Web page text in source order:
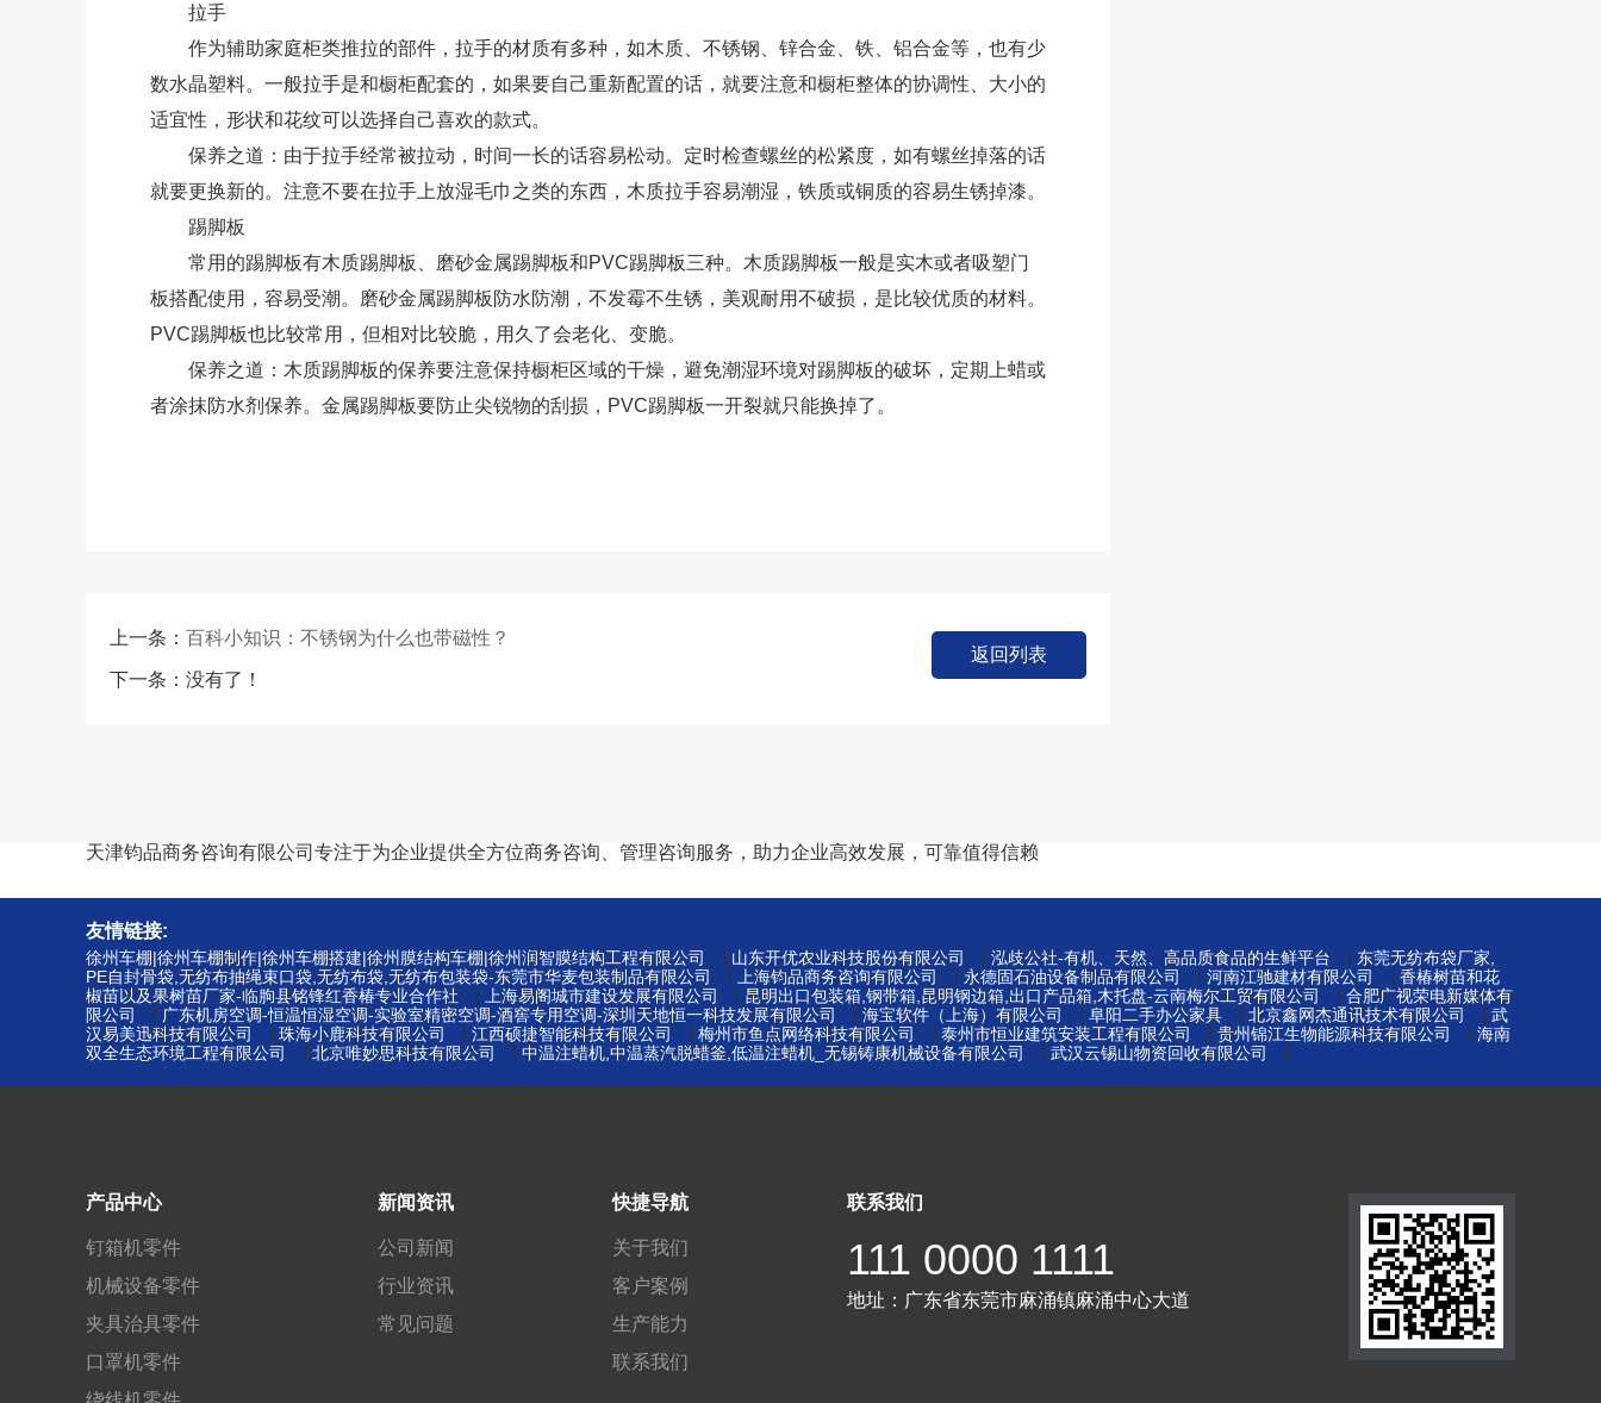
拉手
作为辅助家庭柜类推拉的部件，拉手的材质有多种，如木质、不锈钢、锌合金、铁、铝合金等，也有少
数水晶塑料。一般拉手是和橱柜配套的，如果要自己重新配置的话，就要注意和橱柜整体的协调性、大小的
适宜性，形状和花纹可以选择自己喜欢的款式。
保养之道：由于拉手经常被拉动，时间一长的话容易松动。定时检查螺丝的松紧度，如有螺丝掉落的话
就要更换新的。注意不要在拉手上放湿毛巾之类的东西，木质拉手容易潮湿，铁质或铜质的容易生锈掉漆。
踢脚板
常用的踢脚板有木质踢脚板、磨砂金属踢脚板和PVC踢脚板三种。木质踢脚板一般是实木或者吸塑门
板搭配使用，容易受潮。磨砂金属踢脚板防水防潮，不发霉不生锈，美观耐用不破损，是比较优质的材料。
PVC踢脚板也比较常用，但相对比较脆，用久了会老化、变脆。
保养之道：木质踢脚板的保养要注意保持橱柜区域的干燥，避免潮湿环境对踢脚板的破坏，定期上蜡或
者涂抹防水剂保养。金属踢脚板要防止尖锐物的刮损，PVC踢脚板一开裂就只能换掉了。
上一条： 百科小知识：不锈钢为什么也带磁性？
下一条：没有了！
返回列表
天津钧品商务咨询有限公司专注于为企业提供全方位商务咨询、管理咨询服务，助力企业高效发展，可靠值得信赖
友情链接:
徐州车棚|徐州车棚制作|徐州车棚搭建|徐州膜结构车棚|徐州润智膜结构工程有限公司 山东开优农业科技股份有限公司 泓歧公社-有机、天然、高品质食品的生鲜平台
东莞无纺布袋厂家,
PE自封骨袋,无纺布抽绳束口袋,无纺布袋,无纺布包装袋-东莞市华麦包装制品有限公司
上海钧品商务咨询有限公司 永德固石油设备制品有限公司 河南江驰建材有限公司
香椿树苗和花
椒苗以及果树苗厂家-临朐县铭锋红香椿专业合作社
上海易阁城市建设发展有限公司 昆明出口包装箱,钢带箱,昆明钢边箱,出口产品箱,木托盘-云南梅尔工贸有限公司
合肥广视荣电新媒体有
限公司
广东机房空调-恒温恒湿空调-实验室精密空调-酒窖专用空调-深圳天地恒一科技发展有限公司 海宝软件（上海）有限公司 阜阳二手办公家具 北京鑫网杰通讯技术有限公司
武
汉易美迅科技有限公司
珠海小鹿科技有限公司 江西硕捷智能科技有限公司 梅州市鱼点网络科技有限公司 泰州市恒业建筑安装工程有限公司 贵州锦江生物能源科技有限公司
海南
双全生态环境工程有限公司
北京唯妙思科技有限公司 中温注蜡机,中温蒸汽脱蜡釜,低温注蜡机_无锡铸康机械设备有限公司 武汉云锡山物资回收有限公司
产品中心
钉箱机零件
机械设备零件
夹具治具零件
口罩机零件
新闻资讯
公司新闻
行业资讯
常见问题
快捷导航
关于我们
客户案例
生产能力
联系我们
联系我们
111 0000 1111
地址： 广东省东莞市麻涌镇麻涌中心大道